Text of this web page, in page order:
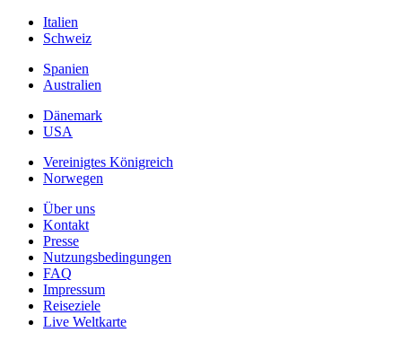
Italien
Schweiz
Spanien
Australien
Dänemark
USA
Vereinigtes Königreich
Norwegen
Über uns
Kontakt
Presse
Nutzungsbedingungen
FAQ
Impressum
Reiseziele
Live Weltkarte